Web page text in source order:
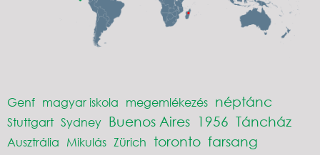
Genf magyar iskola megemlékezés néptánc
Stuttgart Sydney Buenos Aires 1956 Táncház
Ausztrália Mikulás Zürich toronto farsang